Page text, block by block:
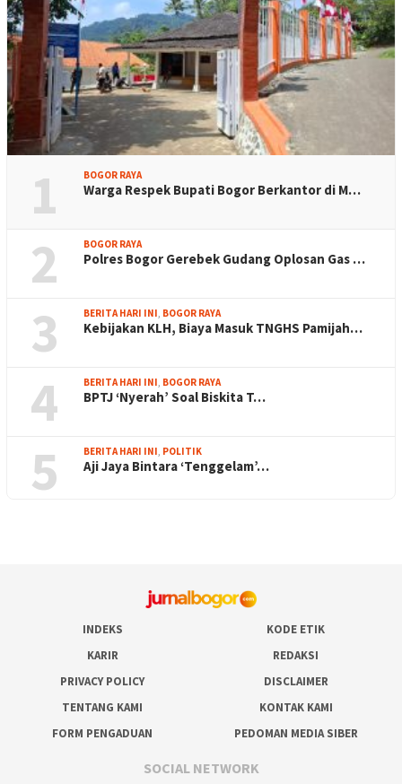
1 BOGOR RAYA
Warga Respek Bupati Bogor Berkantor di M…
2 BOGOR RAYA
Polres Bogor Gerebek Gudang Oplosan Gas …
3 BERITA HARI INI, BOGOR RAYA
Kebijakan KLH, Biaya Masuk TNGHS Pamijah…
4 BERITA HARI INI, BOGOR RAYA
BPTJ ‘Nyerah’ Soal Biskita T…
5 BERITA HARI INI, POLITIK
Aji Jaya Bintara ‘Tenggelam’…
INDEKS
KODE ETIK
KARIR
REDAKSI
PRIVACY POLICY
DISCLAIMER
TENTANG KAMI
KONTAK KAMI
FORM PENGADUAN
PEDOMAN MEDIA SIBER
SOCIAL NETWORK